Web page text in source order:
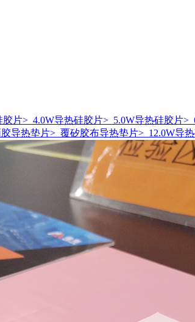
胶片> 4.0W导热硅胶片> 5.0W导热硅胶片>
导热垫片> 覆矽胶布导热垫片> 12.0W导